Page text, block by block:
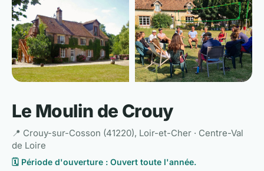
Le Moulin de Crouy
📍 Crouy-sur-Cosson (41220), Loir-et-Cher · Centre-Val
de Loire
🗓️ Période d'ouverture : Ouvert toute l'année.